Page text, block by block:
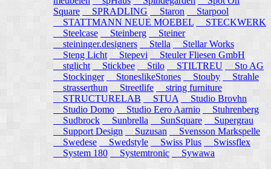
Square
SPRADLING Staron
Starpool
STATTMANN NEUE MOEBEL
STECKWERK
Steelcase
Steinberg
Steiner
steininger.designers
Stella Stellar Works
Steng Licht
Stepevi
Steuler Fliesen GmbH
stglicht
Stickbee Stilo STILTREU
Sto AG
Stockinger
StoneslikeStones Stouby
Strahle
strasserthun
Streetlife
string furniture
STRUCTURELAB
STUA
Studio Brovhn
Studio Domo
Studio Eero Aarnio
Stuhrenberg
Sudbrock
Sunbrella SunSquare
Supergrau
Support Design
Suzusan
Svensson Markspelle
Swedese
Swedstyle Swiss Plus
Swissflex
System 180
Systemtronic Sywawa